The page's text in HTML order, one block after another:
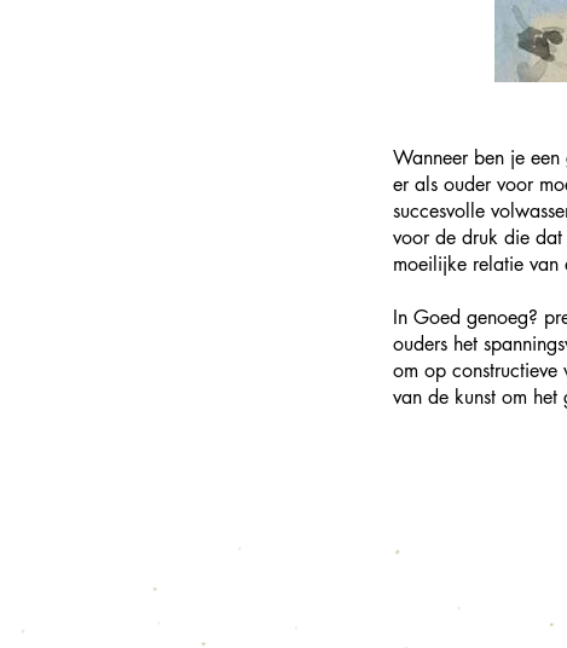
Wanneer ben je
er als ouder voor
succesvolle
voor de druk die dat
moeilijke relatie van
In Goed genoeg?
ouders het
om op
van de kunst om het